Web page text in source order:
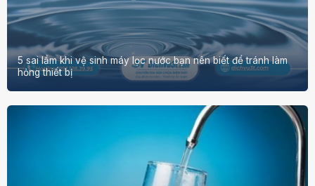
5 sai lầm khi vệ sinh máy lọc nước bạn nên biết để tránh làm
hỏng thiết bị